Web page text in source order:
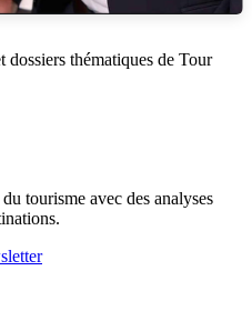
dossiers thématiques de Tour
tourisme avec des analyses